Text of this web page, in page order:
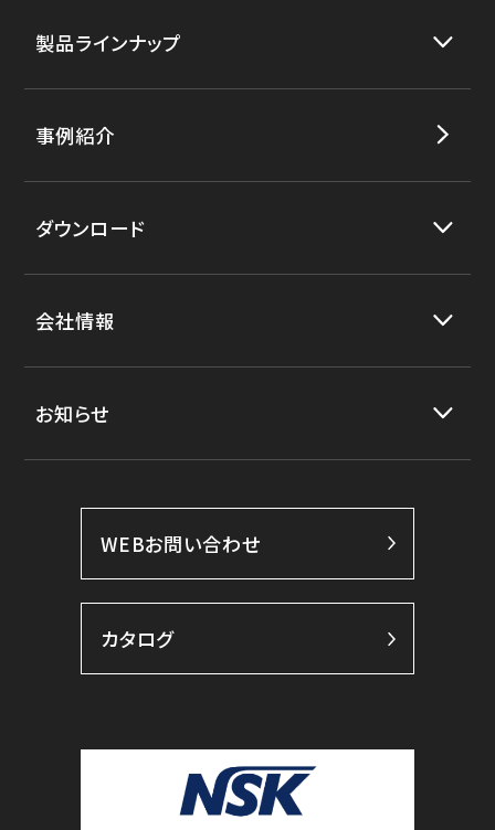
製品ラインナップ
事例紹介
ダウンロード
会社情報
お知らせ
WEBお問い合わせ
カタログ